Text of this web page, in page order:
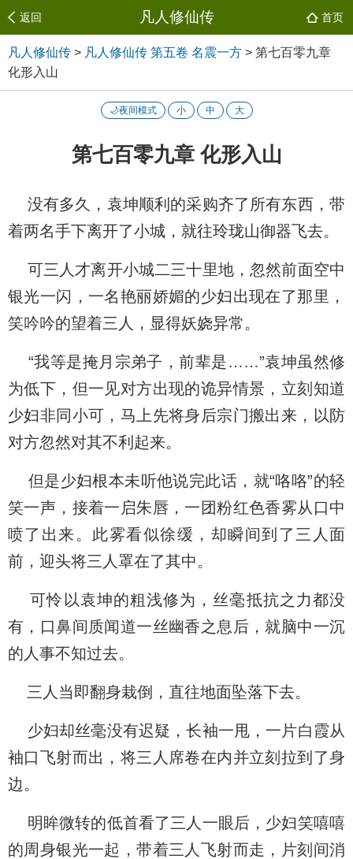
返回 凡人修仙传 首页
凡人修仙传 > 凡人修仙传 第五卷 名震一方 > 第七百零九章
化形入山
🌙夜间模式 小 中 大
第七百零九章 化形入山
没有多久，袁坤顺利的采购齐了所有东西，带
着两名手下离开了小城，就往玲珑山御器飞去。
可三人才离开小城二三十里地，忽然前面空中
银光一闪，一名艳丽娇媚的少妇出现在了那里，
笑吟吟的望着三人，显得妖娆异常。
“我等是掩月宗弟子，前辈是……”袁坤虽然修
为低下，但一见对方出现的诡异情景，立刻知道
少妇非同小可，马上先将身后宗门搬出来，以防
对方忽然对其不利起来。
但是少妇根本未听他说完此话，就“咯咯”的轻
笑一声，接着一启朱唇，一团粉红色香雾从口中
喷了出来。此雾看似徐缓，却瞬间到了三人面
前，迎头将三人罩在了其中。
可怜以袁坤的粗浅修为，丝毫抵抗之力都没
有，口鼻间质闻道一丝幽香之息后，就脑中一沉
的人事不知过去。
三人当即翻身栽倒，直往地面坠落下去。
少妇却丝毫没有迟疑，长袖一甩，一片白霞从
袖口飞射而出，将三人席卷在内并立刻拉到了身
边。
明眸微转的低首看了三人一眼后，少妇笑嘻嘻
的周身银光一起，带着三人飞射而走，片刻间消